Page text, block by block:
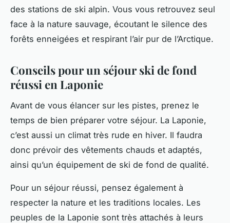
des stations de ski alpin. Vous vous retrouvez seul
face à la nature sauvage, écoutant le silence des
forêts enneigées et respirant l’air pur de l’Arctique.
Conseils pour un séjour ski de fond
réussi en Laponie
Avant de vous élancer sur les pistes, prenez le
temps de bien préparer votre séjour. La Laponie,
c’est aussi un climat très rude en hiver. Il faudra
donc prévoir des vêtements chauds et adaptés,
ainsi qu’un équipement de ski de fond de qualité.
Pour un séjour réussi, pensez également à
respecter la nature et les traditions locales. Les
peuples de la Laponie sont très attachés à leurs